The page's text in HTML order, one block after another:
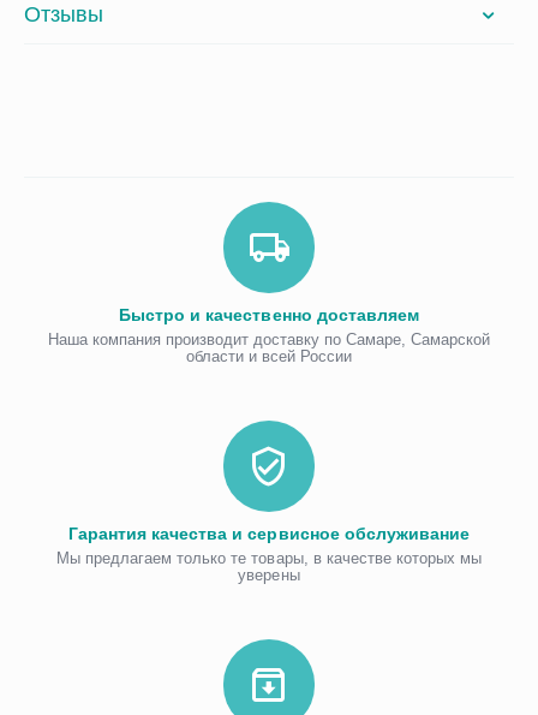
Отзывы
Быстро и качественно доставляем
Наша компания производит доставку по Самаре, Самарской
области и всей России
Гарантия качества и сервисное обслуживание
Мы предлагаем только те товары, в качестве которых мы
уверены